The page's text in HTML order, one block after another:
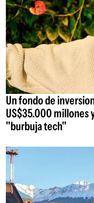
Un fondo de
US$35.000 millones
"burbuja tech"